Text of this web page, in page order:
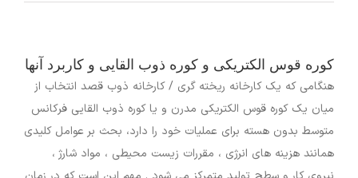
کوره قوس الکتریکی و کوره ذوب القایی و کاربرد آنها
هنگامی که یک کارخانه ریخته گری / کارخانه ذوب قصد انتخاب از
میان یک کوره قوس الکتریکی مدرن و یا کوره ذوب القایی فرکانس
متوسط بدون هسته برای عملیات خود را دارد، بحث بر عوامل کلیدی
همانند هزینه های انرژی ، مقررات زیست محیطی ، مواد شارژ ،